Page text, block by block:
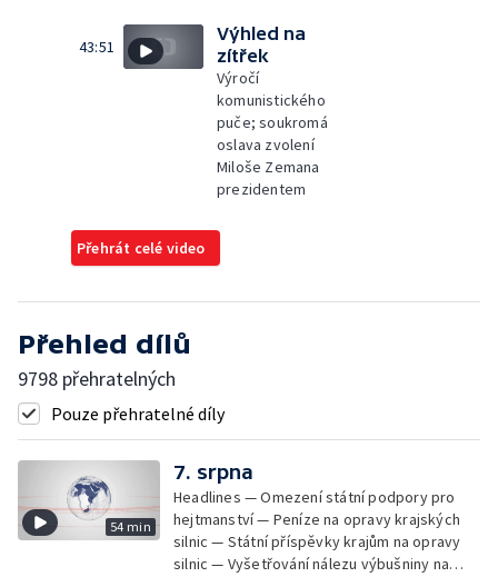
43:51
Výhled na
zítřek
Výročí
komunistického
puče; soukromá
oslava zvolení
Miloše Zemana
prezidentem
Přehrát celé video
Přehled dílů
9798 přehratelných
Pouze přehratelné díly
54 min
7. srpna
Headlines — Omezení státní podpory pro
hejtmanství — Peníze na opravy krajských
silnic — Státní příspěvky krajům na opravy
silnic — Vyšetřování nálezu výbušniny na